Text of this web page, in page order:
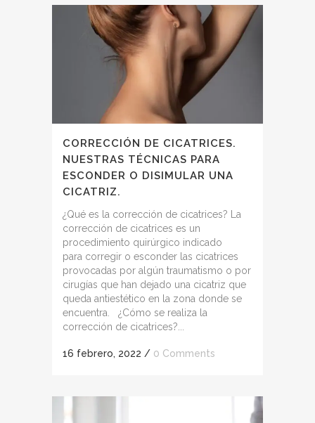
CORRECCIÓN DE CICATRICES.
NUESTRAS TÉCNICAS PARA
ESCONDER O DISIMULAR UNA
CICATRIZ.
¿Qué es la corrección de cicatrices? La
corrección de cicatrices es un
procedimiento quirúrgico indicado
para corregir o esconder las cicatrices
provocadas por algún traumatismo o por
cirugías que han dejado una cicatriz que
queda antiestético en la zona donde se
encuentra. ¿Cómo se realiza la
corrección de cicatrices?...
16 febrero, 2022 / 0 Comments